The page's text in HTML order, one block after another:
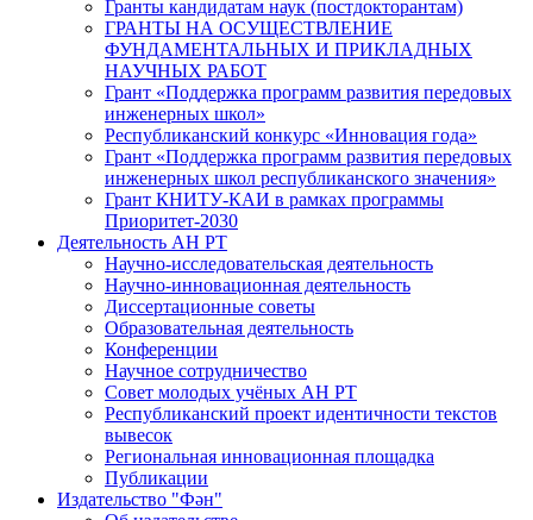
Гранты кандидатам наук (постдокторантам)
ГРАНТЫ НА ОСУЩЕСТВЛЕНИЕ
ФУНДАМЕНТАЛЬНЫХ И ПРИКЛАДНЫХ
НАУЧНЫХ РАБОТ
Грант «Поддержка программ развития передовых
инженерных школ»
Республиканский конкурс «Инновация года»
Грант «Поддержка программ развития передовых
инженерных школ республиканского значения»
Грант КНИТУ-КАИ в рамках программы
Приоритет-2030
Деятельность АН РТ
Научно-исследовательская деятельность
Научно-инновационная деятельность
Диссертационные советы
Образовательная деятельность
Конференции
Научное сотрудничество
Совет молодых учёных АН РТ
Республиканский проект идентичности текстов
вывесок
Региональная инновационная площадка
Публикации
Издательство "Фән"